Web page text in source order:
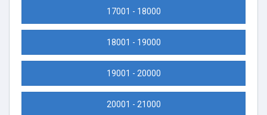
17001 - 18000
18001 - 19000
19001 - 20000
20001 - 21000